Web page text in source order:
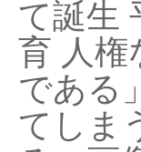
て誕生
育 人権
である
てしま